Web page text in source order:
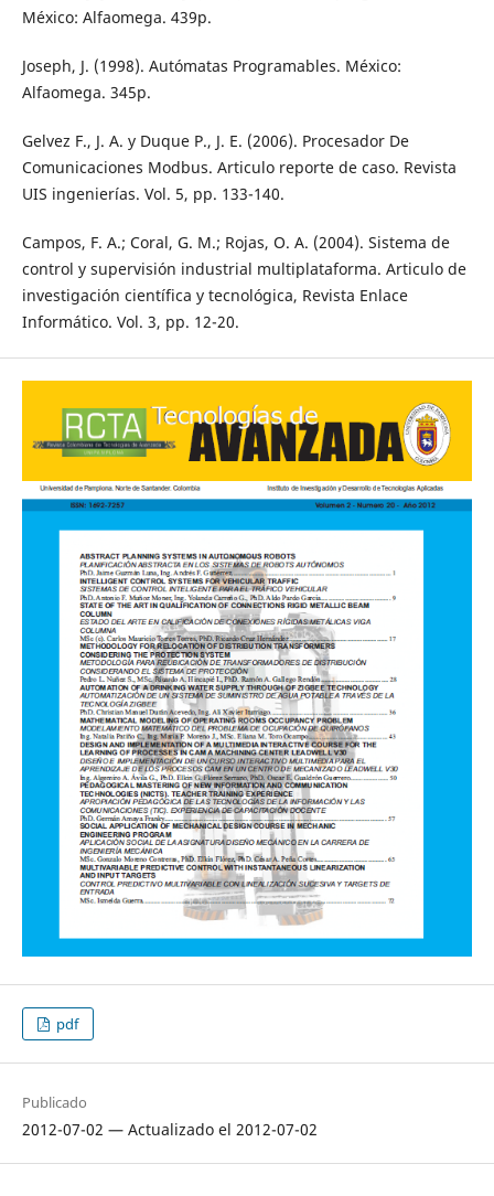
México: Alfaomega. 439p.
Joseph, J. (1998). Autómatas Programables. México:
Alfaomega. 345p.
Gelvez F., J. A. y Duque P., J. E. (2006). Procesador De
Comunicaciones Modbus. Articulo reporte de caso. Revista
UIS ingenierías. Vol. 5, pp. 133-140.
Campos, F. A.; Coral, G. M.; Rojas, O. A. (2004). Sistema de
control y supervisión industrial multiplataforma. Articulo de
investigación científica y tecnológica, Revista Enlace
Informático. Vol. 3, pp. 12-20.
pdf
Publicado
2012-07-02 — Actualizado el 2012-07-02